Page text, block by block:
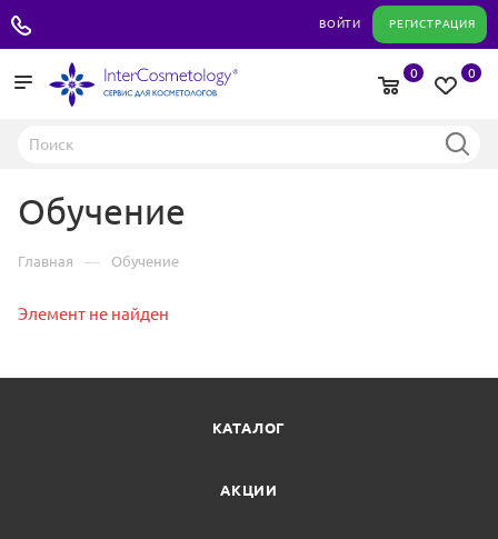
ВОЙТИ РЕГИСТРАЦИЯ
0
0
Обучение
Главная — Обучение
Элемент не найден
КАТАЛОГ
АКЦИИ